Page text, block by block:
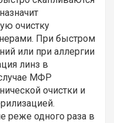
очистку
При быстром
или при аллергии
линз в
МФР
очистки и
реже одного раза в